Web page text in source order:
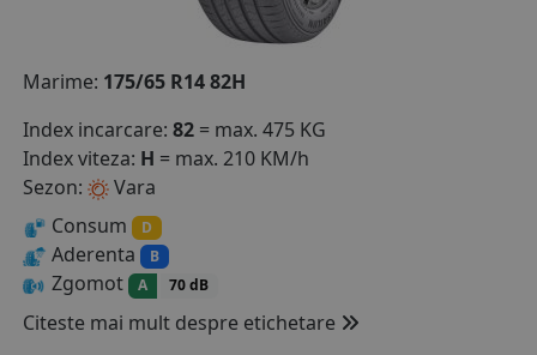
COS (0 PRODUSE
Marime: 175/65 R14 82H
Index incarcare: 82 = max. 475 KG
Index viteza: H = max. 210 KM/h
Sezon:
Vara
Consum
D
Aderenta B
Zgomot A 70 dB
Citeste mai mult despre etichetare